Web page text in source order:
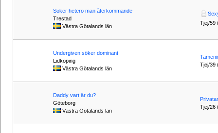
Söker hetero man återkommande
Trestad
Västra Götalands län
Tjej/59
Undergiven söker dominant
Lidköping
Västra Götalands län
Tjej/39
Daddy vart är du?
Göteborg
Västra Götalands län
Tjej/26